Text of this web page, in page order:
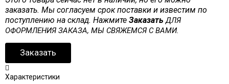
заказать. Мы согласуем срок поставки и известим по
поступлению на склад. Нажмите Заказать ДЛЯ
ОФОРМЛЕНИЯ ЗАКАЗА, МЫ СВЯЖЕМСЯ С ВАМИ.
Заказать
Характеристики